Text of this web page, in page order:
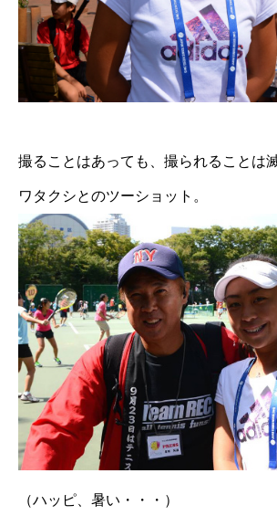
撮ることはあっても、撮られることは
ワタクシとのツーショット。
（ハッピ、暑い・・・）